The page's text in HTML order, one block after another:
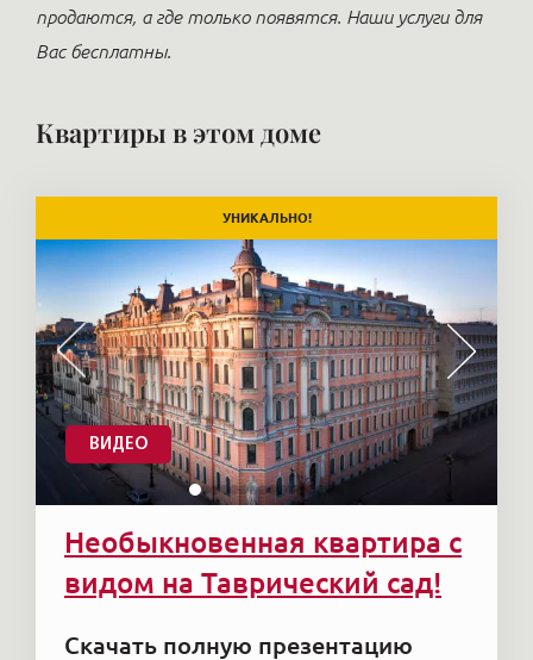
продаются, а где только появятся. Наши услуги для
Вас бесплатны.
Квартиры в этом доме
ВИДЕО
УНИКАЛЬНО!
Необыкновенная квартира с
видом на Таврический сад!
Скачать полную презентацию